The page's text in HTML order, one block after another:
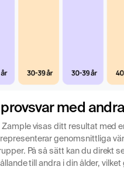
med
Zample visas ditt resultat med
genomsnittliga
På så sätt kan du direkt
till andra i din ålder, vilket